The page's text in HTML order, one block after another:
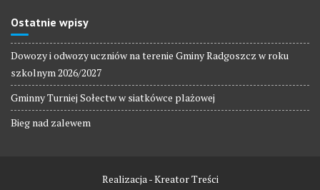
Ostatnie wpisy
Dowozy i odwozy uczniów na terenie Gminy Radgoszcz w roku
szkolnym 2026/2027
Gminny Turniej Sołectw w siatkówce plażowej
Bieg nad zalewem
Realizacja - Kreator Treści